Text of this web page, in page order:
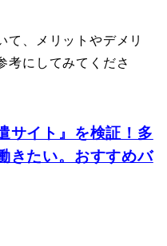
て、メリットやデメリ
考にしてみてくださ
サイト』を検証！多
きたい。おすすめバ